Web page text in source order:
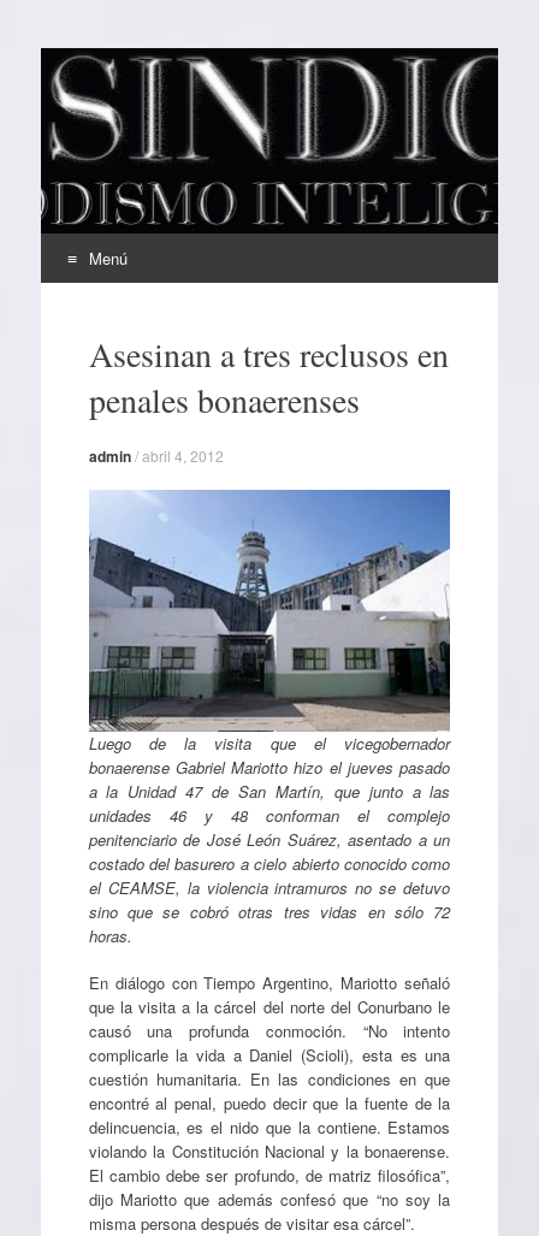
EL SINDICAL
Periodismo Inteligente
Menú
contenidoAsesinan a tres reclusos en
penales bonaerenses
admin/abril 4, 2012
Luego de la visita que el vicegobernador
bonaerense Gabriel Mariotto hizo el jueves pasado
a la Unidad 47 de San Martín, que junto a las
unidades 46 y 48 conforman el complejo
penitenciario de José León Suárez, asentado a un
costado del basurero a cielo abierto conocido como
el CEAMSE, la violencia intramuros no se detuvo
sino que se cobró otras tres vidas en sólo 72
horas.
En diálogo con Tiempo Argentino, Mariotto señaló
que la visita a la cárcel del norte del Conurbano le
causó una profunda conmoción. “No intento
complicarle la vida a Daniel (Scioli), esta es una
cuestión humanitaria. En las condiciones en que
encontré al penal, puedo decir que la fuente de la
delincuencia, es el nido que la contiene. Estamos
violando la Constitución Nacional y la bonaerense.
El cambio debe ser profundo, de matriz filosófica”,
dijo Mariotto que además confesó que “no soy la
misma persona después de visitar esa cárcel”.